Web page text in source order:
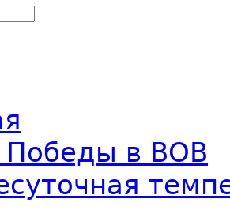
Победы в ВОВ